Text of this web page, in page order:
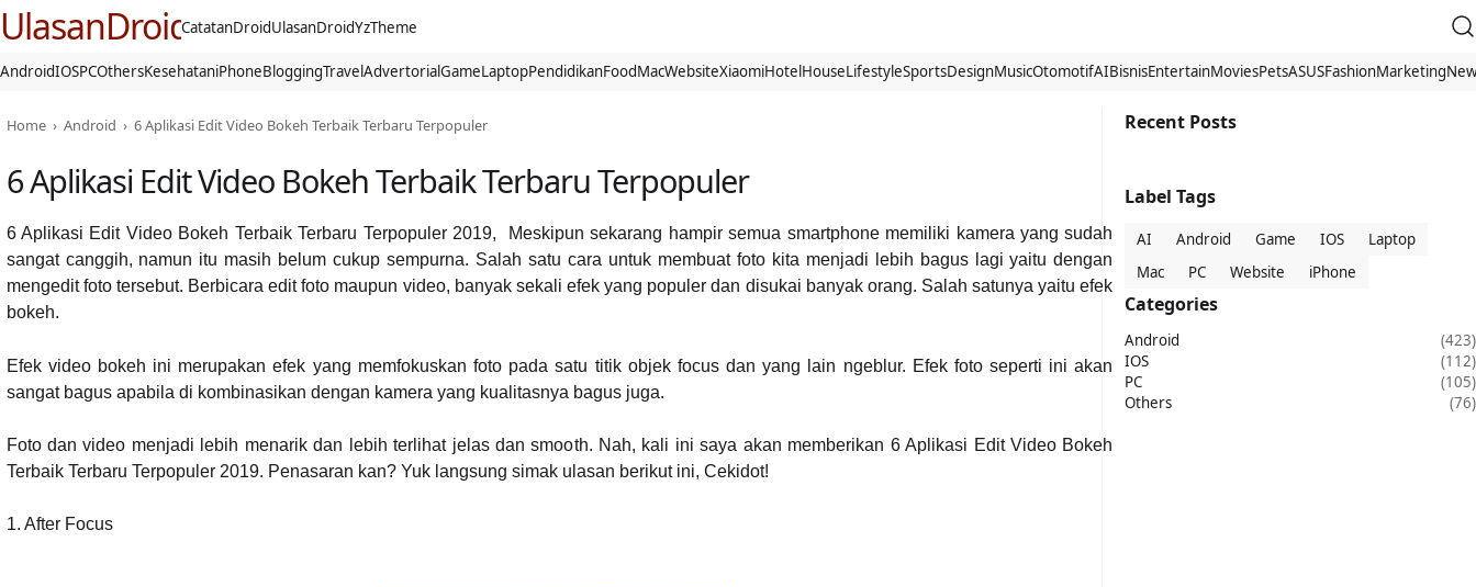
UlasanDroidCatatanDroidUlasanDroidYzTheme
AndroidIOSPCOthersKesehataniPhoneBloggingTravelAdvertorialGameLaptopPendidikanFoodMacWebsiteXiaomiHotelHouseLifestyleSportsDesignMusicOtomotifAIBisnisEntertainMoviesPetsASUSFashionMarketing
Home › Android › 6 Aplikasi Edit Video Bokeh Terbaik Terbaru Terpopuler
6 Aplikasi Edit Video Bokeh Terbaik Terbaru Terpopuler
6 Aplikasi Edit Video Bokeh Terbaik Terbaru Terpopuler 2019, Meskipun sekarang hampir semua smartphone memiliki kamera yang sudah
sangat canggih, namun itu masih belum cukup sempurna. Salah satu cara untuk membuat foto kita menjadi lebih bagus lagi yaitu dengan
mengedit foto tersebut. Berbicara edit foto maupun video, banyak sekali efek yang populer dan disukai banyak orang. Salah satunya yaitu efek
bokeh.
Efek video bokeh ini merupakan efek yang memfokuskan foto pada satu titik objek focus dan yang lain ngeblur. Efek foto seperti ini akan
sangat bagus apabila di kombinasikan dengan kamera yang kualitasnya bagus juga.
Foto dan video menjadi lebih menarik dan lebih terlihat jelas dan smooth. Nah, kali ini saya akan memberikan 6 Aplikasi Edit Video Bokeh
Terbaik Terbaru Terpopuler 2019. Penasaran kan? Yuk langsung simak ulasan berikut ini, Cekidot!
1. After Focus
Recent Posts
Label Tags
AI Android Game IOS
Laptop
Mac
PC Website iPhone
Categories
Android
(423)
IOS
(112)
PC
(105)
Others
(76)